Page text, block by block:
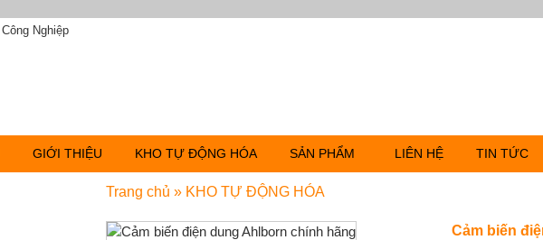
Cảm biến
Trang chủ » KHO TỰ ĐỘNG HÓA
GIỚI THIỆU KHO TỰ ĐỘNG HÓA SẢN PHẨM LIÊN HỆ TIN TỨC